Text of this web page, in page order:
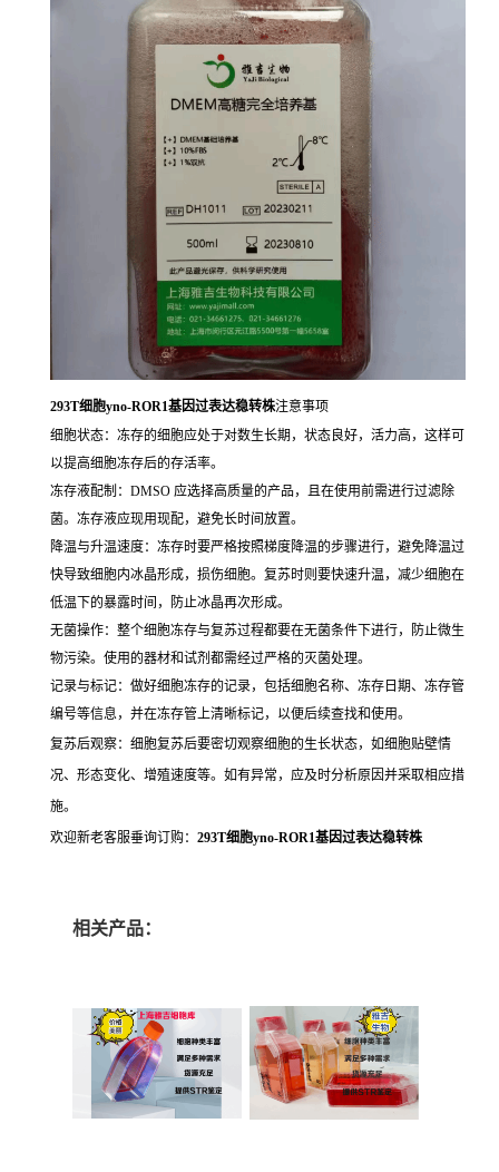
293T细胞yno-ROR1基因过表达稳转株注意事项
细胞状态：冻存的细胞应处于对数生长期，状态良好，活力高，这样可
以提高细胞冻存后的存活率。
冻存液配制：DMSO 应选择高质量的产品，且在使用前需进行过滤除
菌。冻存液应现用现配，避免长时间放置。
降温与升温速度：冻存时要严格按照梯度降温的步骤进行，避免降温过
快导致细胞内冰晶形成，损伤细胞。复苏时则要快速升温，减少细胞在
低温下的暴露时间，防止冰晶再次形成。
无菌操作：整个细胞冻存与复苏过程都要在无菌条件下进行，防止微生
物污染。使用的器材和试剂都需经过严格的灭菌处理。
记录与标记：做好细胞冻存的记录，包括细胞名称、冻存日期、冻存管
编号等信息，并在冻存管上清晰标记，以便后续查找和使用。
复苏后观察：细胞复苏后要密切观察细胞的生长状态，如细胞贴壁情
况、形态变化、增殖速度等。如有异常，应及时分析原因并采取相应措
施。
欢迎新老客服垂询订购： 293T细胞yno-ROR1基因过表达稳转株
相关产品：